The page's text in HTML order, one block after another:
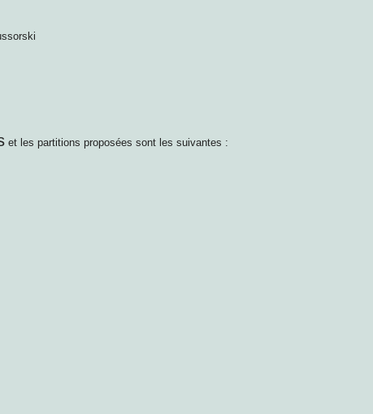
et les partitions proposées sont les suivantes :